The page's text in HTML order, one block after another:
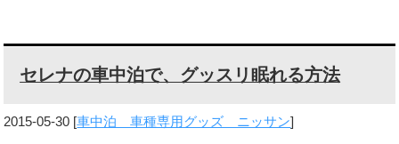
セレナの車中泊で、グッスリ眠れる方法
2015-05-30 [車中泊 車種専用グッズ ニッサン]